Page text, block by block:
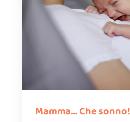
Mamma… Che sonno!